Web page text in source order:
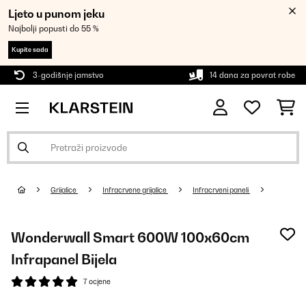
Ljeto u punom jeku
Najbolji popusti do 55 %
Kupite sada
3-godišnje jamstvo 14 dana za povrat robe
Grijalice Infracrvene grijalice Infracrveni paneli
Wonderwall Smart 600W 100x60cm
Infrapanel Bijela
7 ocjene